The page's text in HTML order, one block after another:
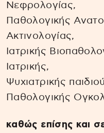
Νεφρολογίας,
Παθολογικής
Ακτινολογίας,
Ιατρικής
Ιατρικής,
Ψυχιατρικής
Παθολογικής
καθώς επίσης και